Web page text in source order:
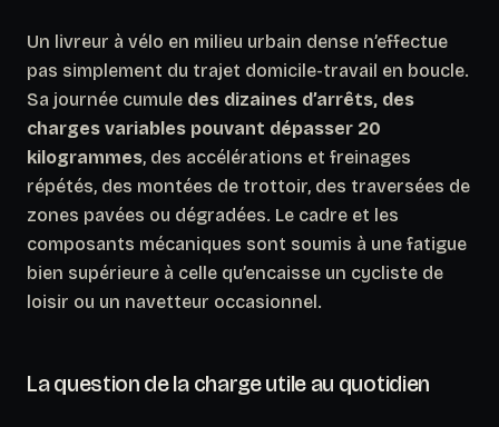
Un livreur à vélo en milieu urbain dense n’effectue
pas simplement du trajet domicile-travail en boucle.
Sa journée cumule des dizaines d’arrêts, des
charges variables pouvant dépasser 20
kilogrammes, des accélérations et freinages
répétés, des montées de trottoir, des traversées de
zones pavées ou dégradées. Le cadre et les
composants mécaniques sont soumis à une fatigue
bien supérieure à celle qu’encaisse un cycliste de
loisir ou un navetteur occasionnel.
La question de la charge utile au quotidien